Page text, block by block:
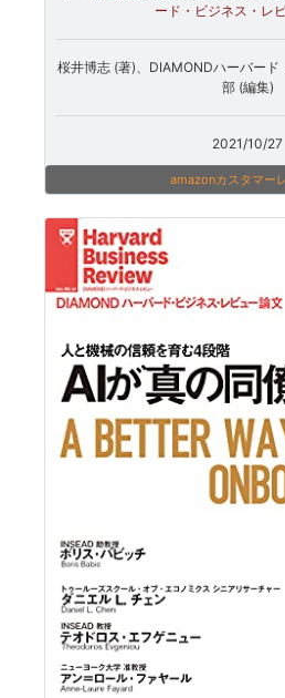
ード・ビジネス・レ
桜井博志 (著)、DIAMONDハーバード
部 (編集)
2021/10/27
amazonカスタマー